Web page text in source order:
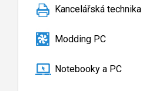
Kancelářská technika
Modding PC
Notebooky a PC